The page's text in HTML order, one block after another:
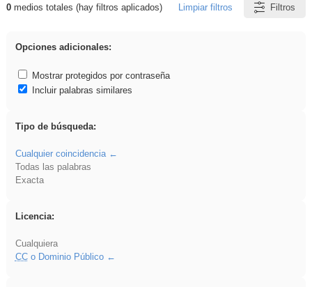
Resultados de: vidriera
0medios totales (hay filtros aplicados) Limpiar filtros Filtros
Opciones adicionales:
Mostrar protegidos por contraseña
Incluir palabras similares
Tipo de búsqueda:
Cualquier coincidencia
Todas las palabras
Exacta
Licencia:
Cualquiera
CCo Dominio Público